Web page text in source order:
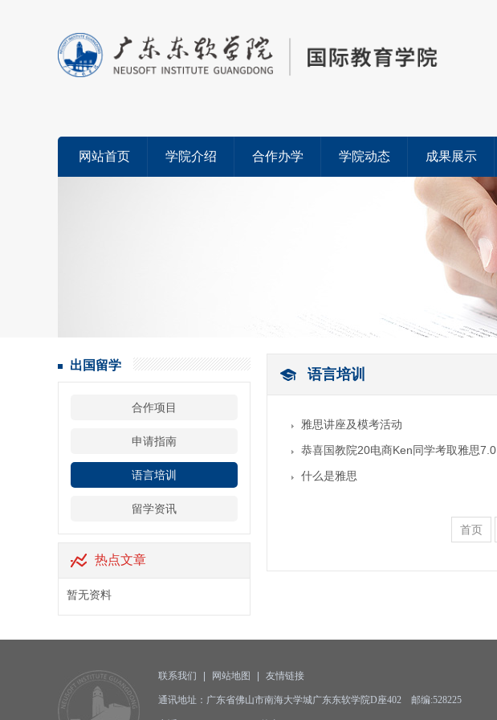
网站首页 学院介绍 合作办学 学院动态 成果展示
出国留学
合作项目
申请指南
语言培训
留学资讯
热点文章
暂无资料
语言培训
雅思讲座及模考活动
恭喜国教院20电商Ken同学考取雅思7.0
什么是雅思
首页
联系我们 网站地图 友情链接
通讯地址：广东省佛山市南海大学城广东东软学院D座402 邮编:528225